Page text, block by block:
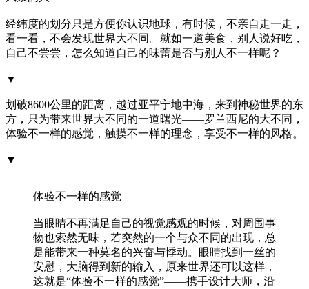
经纬度的划分只是方便你认识地球，有时候，不亲自走一走，
看一看，不会发现世界大不同。就如一道美食，别人说好吃，
自己不尝尝，怎么知道自己的味蕾是否与别人不一样呢？
▼
划破8600公里的距离，越过亚平宁地中海，来到神秘世界的东
方，只为带来世界大不同的一道曙光——罗兰西尼的大不同，
体验不一样的感觉，触摸不一样的理念，享受不一样的风格。
▼
体验不一样的感觉
当眼睛不再满足自己的视觉感观的时候，对周围事
物也索然无味，若突然的一个与众不同的出现，总
是能带来一种莫名的兴奋与悸动。眼睛找到一丝的
安慰，大脑得到新的输入，原来世界还可以这样，
这就是“体验不一样的感觉”——携手设计大师，沿